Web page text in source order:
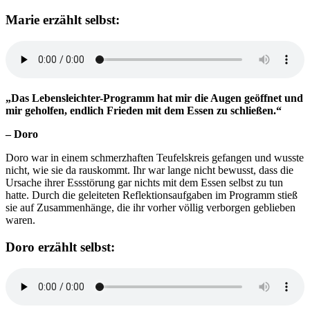
Marie erzählt selbst:
„Das Lebensleichter-Programm hat mir die Augen geöffnet und
mir geholfen, endlich Frieden mit dem Essen zu schließen.“
– Doro
Doro war in einem schmerzhaften Teufelskreis gefangen und wusste
nicht, wie sie da rauskommt. Ihr war lange nicht bewusst, dass die
Ursache ihrer Essstörung gar nichts mit dem Essen selbst zu tun
hatte. Durch die geleiteten Reflektionsaufgaben im Programm stieß
sie auf Zusammenhänge, die ihr vorher völlig verborgen geblieben
waren.
Doro erzählt selbst: